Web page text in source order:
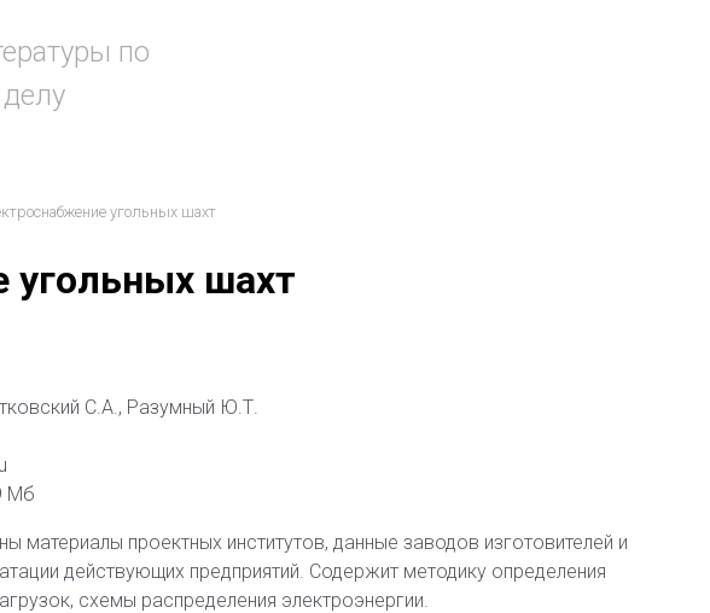
по
угольных шахт
угольных шахт
С.А., Разумный Ю.Т.
Мб
материалы проектных институтов, данные заводов изготовителей и
действующих предприятий. Содержит методику определения
схемы распределения электроэнергии.